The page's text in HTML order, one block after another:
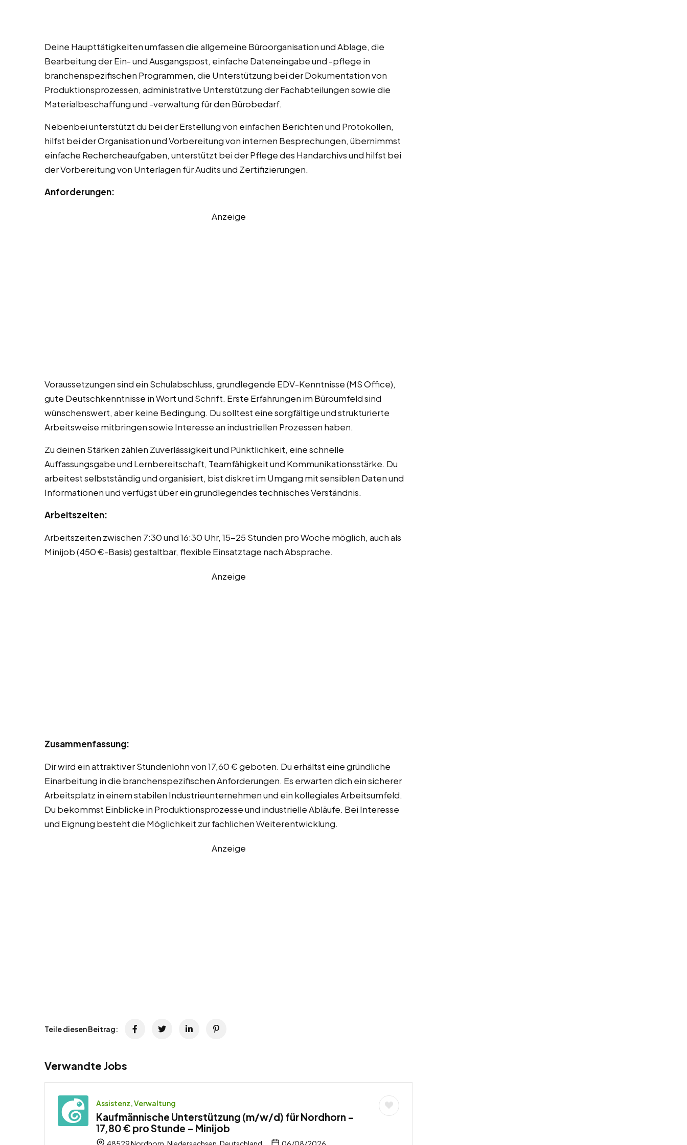
Deine Haupttätigkeiten umfassen die allgemeine Büroorganisation und Ablage, die
Bearbeitung der Ein- und Ausgangspost, einfache Dateneingabe und -pflege in
branchenspezifischen Programmen, die Unterstützung bei der Dokumentation von
Produktionsprozessen, administrative Unterstützung der Fachabteilungen sowie die
Materialbeschaffung und -verwaltung für den Bürobedarf.
Nebenbei unterstützt du bei der Erstellung von einfachen Berichten und Protokollen,
hilfst bei der Organisation und Vorbereitung von internen Besprechungen, übernimmst
einfache Rechercheaufgaben, unterstützt bei der Pflege des Handarchivs und hilfst bei
der Vorbereitung von Unterlagen für Audits und Zertifizierungen.
Anforderungen:
Anzeige
Voraussetzungen sind ein Schulabschluss, grundlegende EDV-Kenntnisse (MS Office),
gute Deutschkenntnisse in Wort und Schrift. Erste Erfahrungen im Büroumfeld sind
wünschenswert, aber keine Bedingung. Du solltest eine sorgfältige und strukturierte
Arbeitsweise mitbringen sowie Interesse an industriellen Prozessen haben.
Zu deinen Stärken zählen Zuverlässigkeit und Pünktlichkeit, eine schnelle
Auffassungsgabe und Lernbereitschaft, Teamfähigkeit und Kommunikationsstärke. Du
arbeitest selbstständig und organisiert, bist diskret im Umgang mit sensiblen Daten und
Informationen und verfügst über ein grundlegendes technisches Verständnis.
Arbeitszeiten:
Arbeitszeiten zwischen 7:30 und 16:30 Uhr, 15-25 Stunden pro Woche möglich, auch als
Minijob (450 €-Basis) gestaltbar, flexible Einsatztage nach Absprache.
Anzeige
Zusammenfassung:
Dir wird ein attraktiver Stundenlohn von 17,60 € geboten. Du erhältst eine gründliche
Einarbeitung in die branchenspezifischen Anforderungen. Es erwarten dich ein sicherer
Arbeitsplatz in einem stabilen Industrieunternehmen und ein kollegiales Arbeitsumfeld.
Du bekommst Einblicke in Produktionsprozesse und industrielle Abläufe. Bei Interesse
und Eignung besteht die Möglichkeit zur fachlichen Weiterentwicklung.
Anzeige
Teile diesen Beitrag:
Verwandte Jobs
Assistenz, Verwaltung
Kaufmännische Unterstützung (m/w/d) für Nordhorn –
17,80 € pro Stunde – Minijob